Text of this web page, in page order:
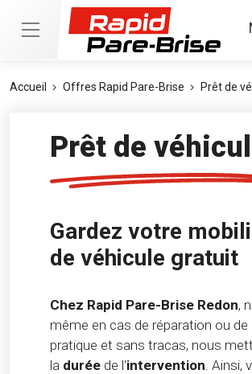
Accueil Offres Rapid Pare-Brise Prêt de
Prêt de
Gardez votre
de véhicule gratuit
Chez Rapid Pare-Brise Redon,
même en cas de réparation ou de
pratique et sans tracas, nous
la durée de l'intervention. Ainsi,